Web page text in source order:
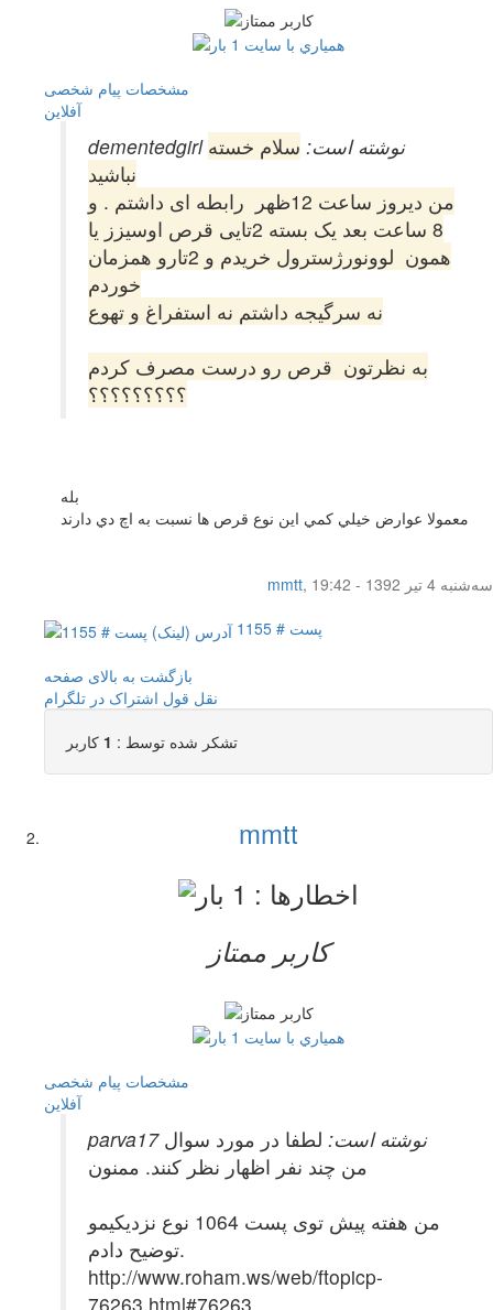
مشخصات پیام شخصی
آفلاين
dementedgirl نوشته است: سلام خسته
نباشید
من دیروز ساعت 12ظهر رابطه ای داشتم . و
8 ساعت بعد یک بسته 2تایی قرص اوسیزز یا
همون لوونورژسترول خریدم و 2تارو همزمان
خوردم
نه سرگیجه داشتم نه استفراغ و تهوع
به نظرتون قرص رو درست مصرف کردم
؟؟؟؟؟؟؟؟؟
بله
معمولا عوارض خيلي كمي اين نوع قرص ها نسبت به اچ دي دارند
mmtt,
سه‌شنبه 4 تیر 1392 - 19:42
پست # 1155
بازگشت به بالای صفحه
نقل قول اشتراک در تلگرام
تشکر شده توسط : 1 کاربر
mmtt
کاربر ممتاز
مشخصات پیام شخصی
آفلاين
parva17 نوشته است: لطفا در مورد سوال
من چند نفر اظهار نظر کنند. ممنون
من هفته پیش توی پست 1064 نوع نزدیکیمو
توضیح دادم.
http://www.roham.ws/web/ftopicp-
76263.html#76263